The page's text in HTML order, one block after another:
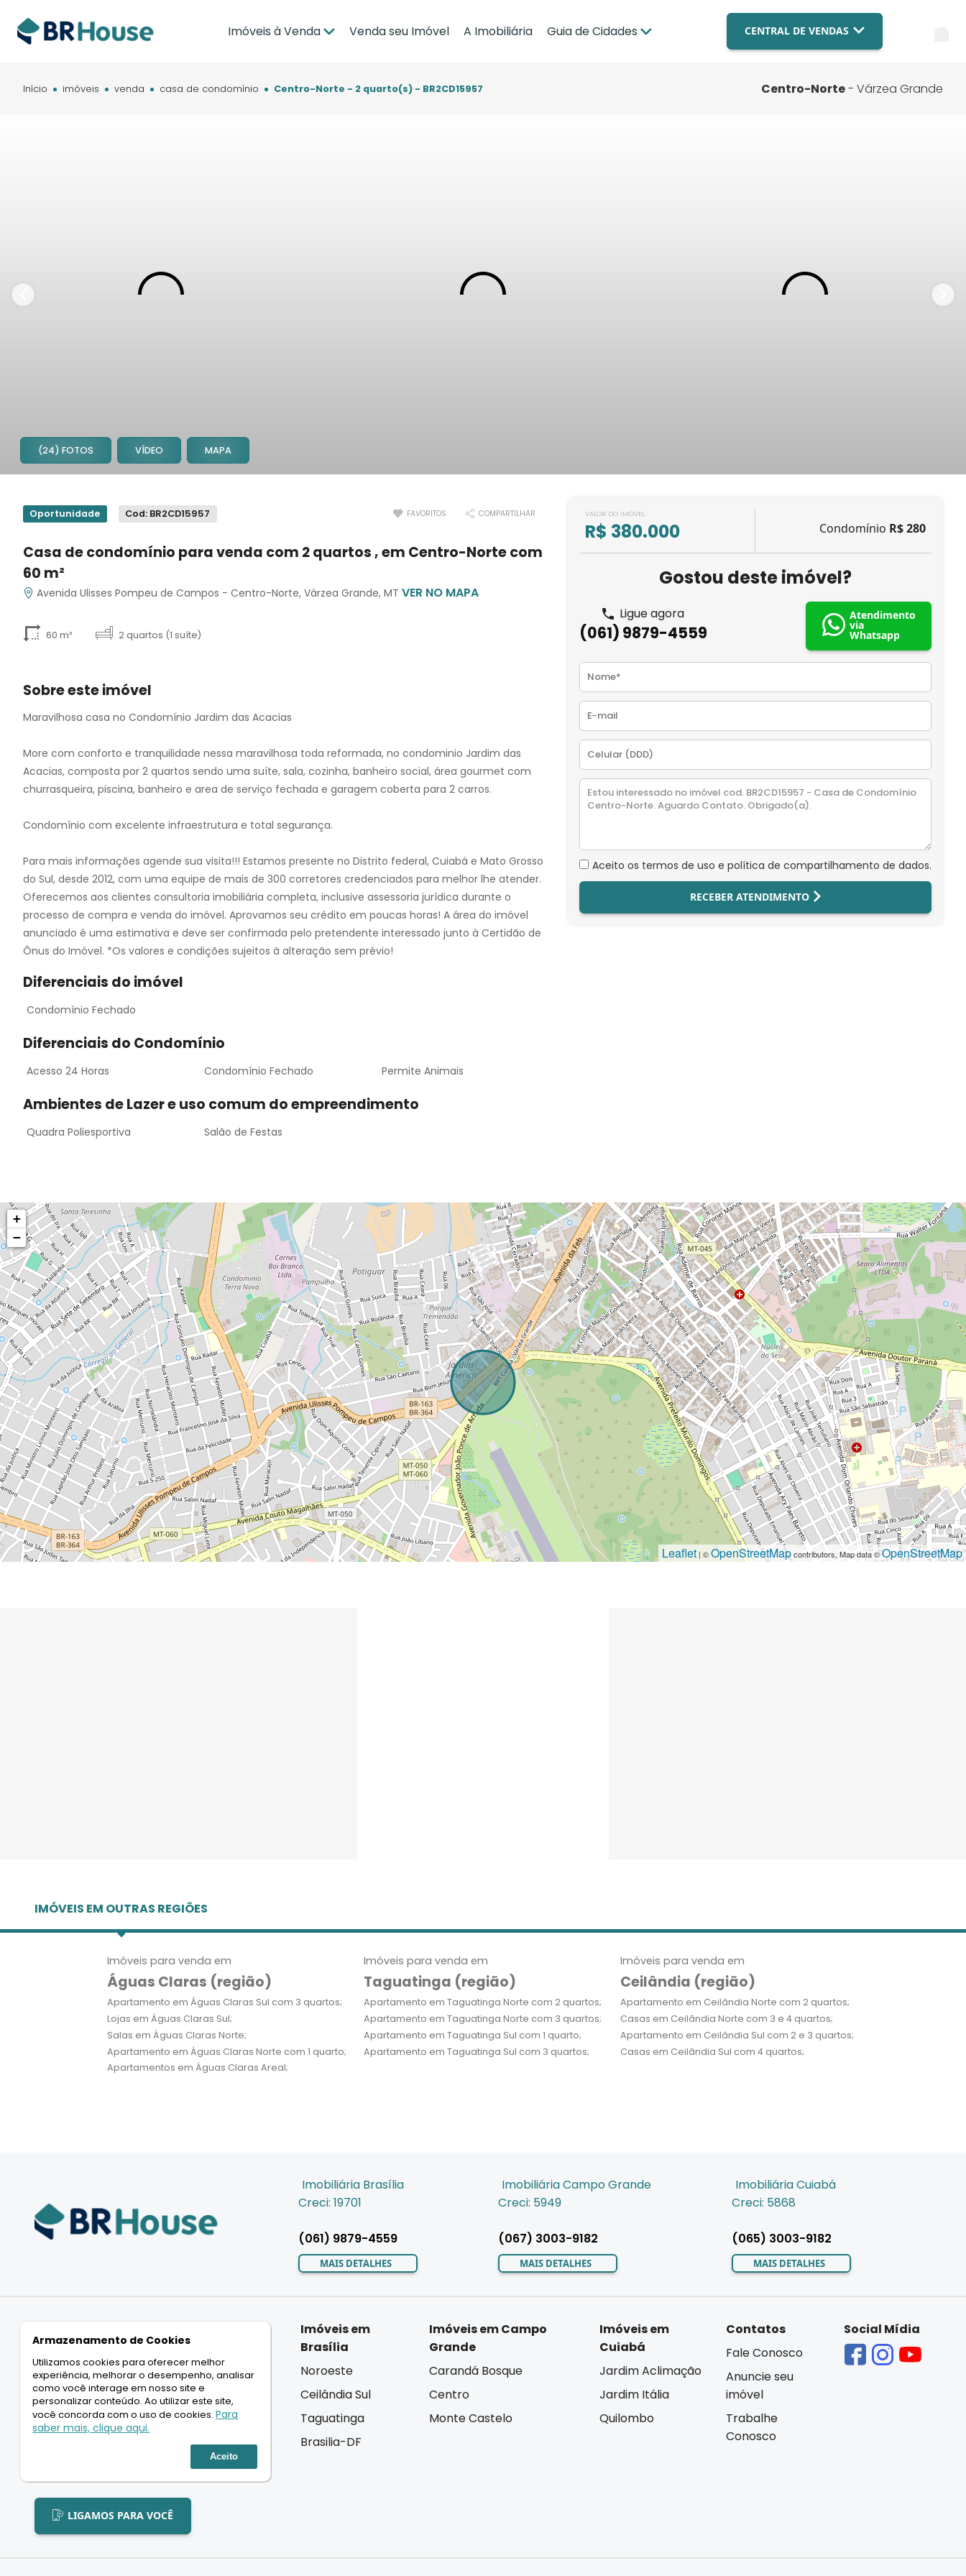
Imóveis à Venda Venda seu Imóvel A Imobiliária Guia de Cidades CENTRAL DE VENDAS
(061) 9879-4559
Blog
Compre com a BR
Início imóveis venda casa de condomínio Centro-Norte - 2 quarto(s) - BR2CD15957 Centro-Norte- Várzea Grande
(24) FOTOS VÍDEO MAPA
Oportunidade Cod: BR2CD15957 FAVORITOS COMPARTILHAR
Casa de condomínio para venda com 2 quartos , em Centro-Norte com
60 m²
Avenida Ulisses Pompeu de Campos - Centro-Norte, Várzea Grande, MTVER NO MAPA
60 m² 2 quartos (1 suíte)
Sobre este imóvel
Maravilhosa casa no Condomínio Jardim das Acacias
More com conforto e tranquilidade nessa maravilhosa toda reformada, no condominio Jardim das
Acacias, composta por 2 quartos sendo uma suíte, sala, cozinha, banheiro social, área gourmet com
churrasqueira, piscina, banheiro e area de serviço fechada e garagem coberta para 2 carros.
Condomínio com excelente infraestrutura e total segurança.
Para mais informações agende sua visita!!! Estamos presente no Distrito federal, Cuiabá e Mato Grosso
do Sul, desde 2012, com uma equipe de mais de 300 corretores credenciados para melhor lhe atender.
Oferecemos aos clientes consultoria imobiliária completa, inclusive assessoria jurídica durante o
processo de compra e venda do imóvel. Aprovamos seu crédito em poucas horas! A área do imóvel
anunciado é uma estimativa e deve ser confirmada pelo pretendente interessado junto à Certidão de
Ônus do Imóvel. *Os valores e condições sujeitos à alteração sem prévio!
Diferenciais do imóvel
Condomínio Fechado
Diferenciais do Condomínio
Acesso 24 Horas Condomínio Fechado Permite Animais
Ambientes de Lazer e uso comum do empreendimento
Quadra Poliesportiva Salão de Festas
VALOR DO IMÓVEL
R$ 380.000 Condomínio R$ 280
Gostou deste imóvel?
Ligue agora
(061) 9879-4559
Atendimento
via
Whatsapp
Aceito os termos de uso e política de compartilhamento de dados.
RECEBER ATENDIMENTO
+
−
Leaflet | ©OpenStreetMapcontributors, Map data ©OpenStreetMap
IMÓVEIS EM OUTRAS REGIÕES
Imóveis para venda em
Águas Claras (região)
Apartamento em Águas Claras Sul com 3 quartos;
Lojas em Águas Claras Sul;
Salas em Águas Claras Norte;
Apartamento em Águas Claras Norte com 1 quarto;
Apartamentos em Águas Claras Areal;
Imóveis para venda em
Taguatinga (região)
Apartamento em Taguatinga Norte com 2 quartos;
Apartamento em Taguatinga Norte com 3 quartos;
Apartamento em Taguatinga Sul com 1 quarto;
Apartamento em Taguatinga Sul com 3 quartos;
Imóveis para venda em
Ceilândia (região)
Apartamento em Ceilândia Norte com 2 quartos;
Casas em Ceilândia Norte com 3 e 4 quartos;
Apartamento em Ceilândia Sul com 2 e 3 quartos;
Casas em Ceilândia Sul com 4 quartos;
Imobiliária Brasília
Creci: 19701
(061) 9879-4559
MAIS DETALHES
Imobiliária Campo Grande
Creci: 5949
(067) 3003-9182
MAIS DETALHES
Imobiliária Cuiabá
Creci: 5868
(065) 3003-9182
MAIS DETALHES
Residenciais
Casas
Apartamentos
Coberturas
Comerciais
Salas
Lojas
Andar Inteiro
Lançamentos
Imóveis em
Brasília
Noroeste
Ceilândia Sul
Taguatinga
Brasilia-DF
Imóveis em Campo
Grande
Carandá Bosque
Centro
Monte Castelo
Imóveis em
Cuiabá
Jardim Aclimação
Jardim Itália
Quilombo
Contatos
Fale Conosco
Anuncie seu
imóvel
Trabalhe
Conosco
Social Mídia
LIGAMOS PARA VOCÊ
Armazenamento de Cookies
Utilizamos cookies para oferecer melhor
experiência, melhorar o desempenho, analisar
como você interage em nosso site e
personalizar conteúdo. Ao utilizar este site,
você concorda com o uso de cookies.Para
saber mais, clique aqui.
Aceito